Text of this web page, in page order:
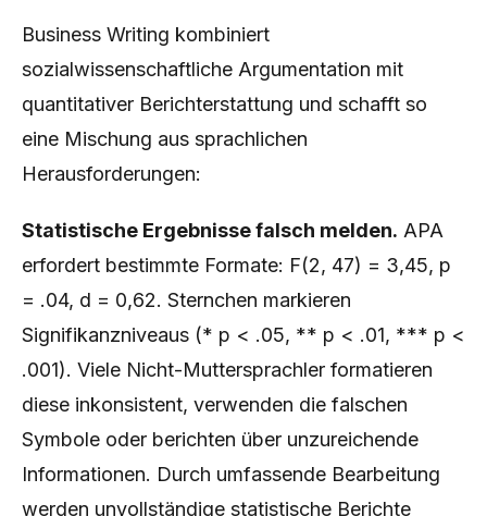
Business Writing kombiniert
sozialwissenschaftliche Argumentation mit
quantitativer Berichterstattung und schafft so
eine Mischung aus sprachlichen
Herausforderungen:
Statistische Ergebnisse falsch melden. APA
erfordert bestimmte Formate: F(2, 47) = 3,45, p
= .04, d = 0,62. Sternchen markieren
Signifikanzniveaus (* p < .05, ** p < .01, *** p <
.001). Viele Nicht-Muttersprachler formatieren
diese inkonsistent, verwenden die falschen
Symbole oder berichten über unzureichende
Informationen. Durch umfassende Bearbeitung
werden unvollständige statistische Berichte